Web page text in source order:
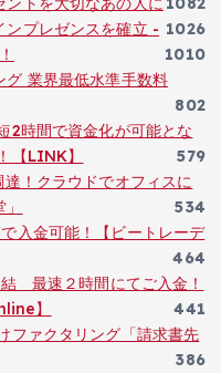
1026
ンプレゼンスを確立 -
1010
グ 業界最低水準手数料
802
2時間で資金化が可能とな
【LINK】
579
！クラウドでオフィスに
534
入金可能！【ビートレーデ
464
最速２時間にてご入金！
】
441
ファクタリング「請求書先
386